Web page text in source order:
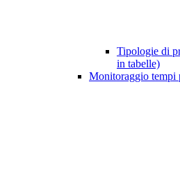
Tipologie di
in tabelle)
Monitoraggio tempi